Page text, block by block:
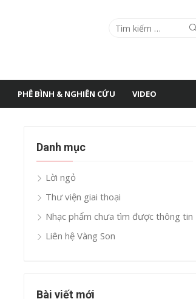
Search
PHÊ BÌNH & NGHIÊN CỨU VIDEO
Danh mục
Lời ngỏ
Thư viện giai thoại
Nhạc phẩm chưa tìm được thông tin
Liên hệ Vàng Son
Bài viết mới